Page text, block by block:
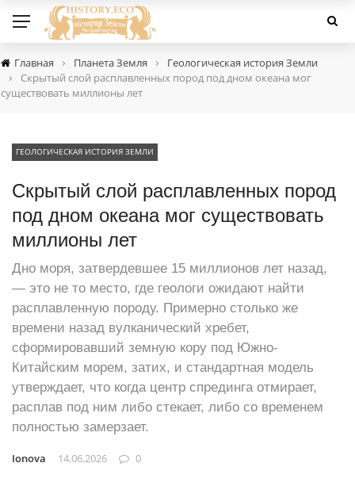
Главная › Планета Земля › Геологическая история Земли
›
Скрытый слой расплавленных пород под дном океана мог
существовать миллионы лет
ГЕОЛОГИЧЕСКАЯ ИСТОРИЯ ЗЕМЛИ
Скрытый слой расплавленных пород
под дном океана мог существовать
миллионы лет
Дно моря, затвердевшее 15 миллионов лет назад,
— это не то место, где геологи ожидают найти
расплавленную породу. Примерно столько же
времени назад вулканический хребет,
сформировавший земную кору под Южно-
Китайским морем, затих, и стандартная модель
утверждает, что когда центр спрединга отмирает,
расплав под ним либо стекает, либо со временем
полностью замерзает.
Ionova 14.06.2026 0